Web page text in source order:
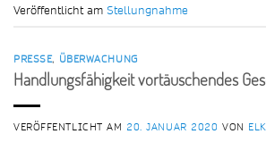
Veröffentlicht am Stellungnahme
PRESSE, ÜBERWACHUNG
Handlungsfähigkeit vortäuschendes
VERÖFFENTLICHT AM 20. JANUAR 2020 VON